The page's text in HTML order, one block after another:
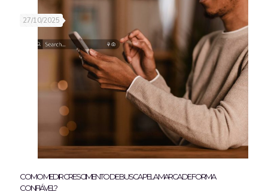
27/10/2025
COMO MEDIR CRESCIMENTO DE BUSCA PELA MARCA DE FORMA
CONFIÁVEL?